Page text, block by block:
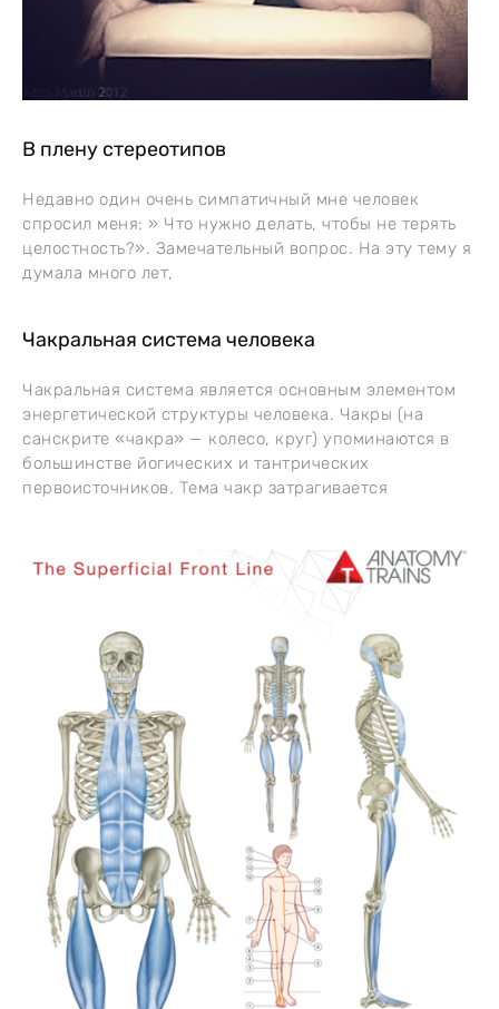
В плену стереотипов
Недавно один очень симпатичный мне человек
спросил меня: » Что нужно делать, чтобы не терять
целостность?». Замечательный вопрос. На эту тему я
думала много лет,
Чакральная система человека
Чакральная система является основным элементом
энергетической структуры человека. Чакры (на
санскрите «чакра» — колесо, круг) упоминаются в
большинстве йогических и тантрических
первоисточников. Тема чакр затрагивается